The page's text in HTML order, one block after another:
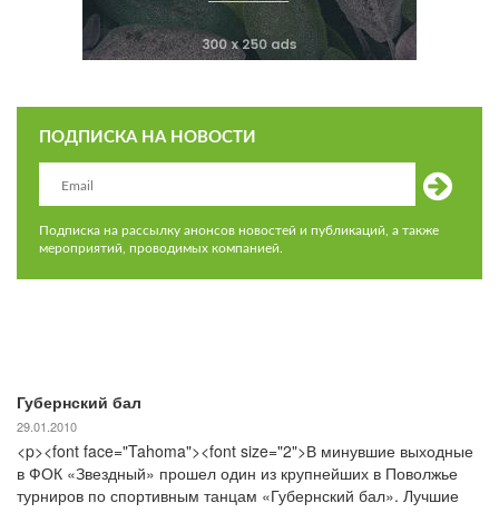
ПОДПИСКА НА НОВОСТИ
Подписка на рассылку анонсов новостей и публикаций, а также
мероприятий, проводимых компанией.
Губернский бал
29.01.2010
<p><font face="Tahoma"><font size="2">В минувшие выходные
в ФОК «Звездный» прошел один из крупнейших в Поволжье
турниров по спортивным танцам «Губернский бал». Лучшие